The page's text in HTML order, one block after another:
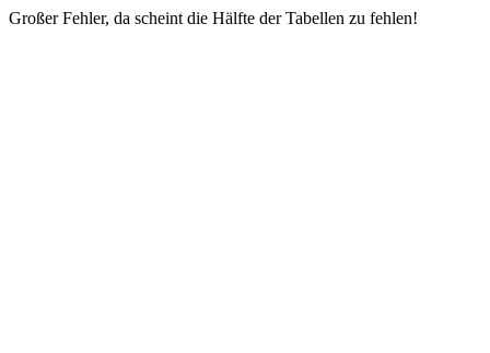
Großer Fehler, da scheint die Hälfte der Tabellen zu fehlen!